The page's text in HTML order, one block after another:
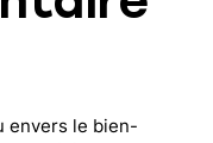
envers le bien-